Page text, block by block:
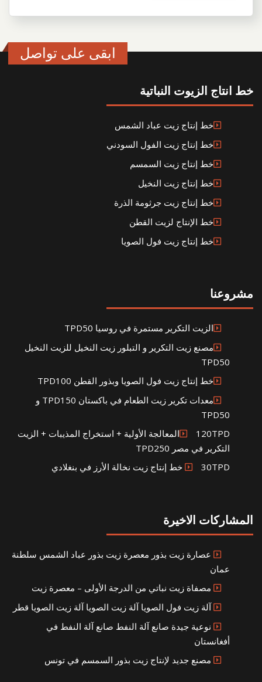
ابقى على تواصل
خط انتاج الزيوت النباتية
خط إنتاج زيت عباد الشمس
خط إنتاج زيت الفول السودني
خط إنتاج زيت السمسم
خط إنتاج زيت النخيل
خط إنتاج زيت جرثومة الذرة
خط الإنتاج لزيت القطن
خط إنتاج زيت فول الصويا
مشروعنا
الزيت التكرير مستمرة في روسيا TPD50
مصنع زيت التكرير و التبلور زيت النخيل للزيت النخيل
TPD50
خط إنتاج زيت فول الصويا وبذور القطن TPD100
معدات تكرير زيت الطعام في باكستان TPD150 و
TPD50
120TPDالمعالجة الأولية + استخراج المذيبات + الزيت
التكرير في مصر TPD250
30TPD خط إنتاج زيت نخالة الأرز في بنغلادي
المشاركات الاخيرة
عصارة زيت بذور معصرة زيت بذور عباد الشمس سلطنة
عمان
مصفاة زيت نباتي من الدرجة الأولى – معصرة زيت
آلة زيت فول الصويا آلة زيت الصويا آلة زيت الصويا قطر
نوعية جيدة صانع آلة النفط صانع آلة النفط في
أفغانستان
مصنع جديد لإنتاج زيت بذور السمسم في تونس